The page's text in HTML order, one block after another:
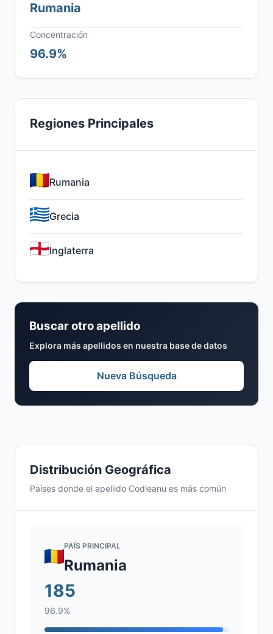
Distribución Geográfica
Países donde el apellido Codleanu es más común
PAÍS PRINCIPAL
Rumania
185
96.9%
Rumania
Concentración
96.9%
Regiones Principales
Rumania
Grecia
Inglaterra
Buscar otro apellido
Explora más apellidos en nuestra base de datos
Nueva Búsqueda